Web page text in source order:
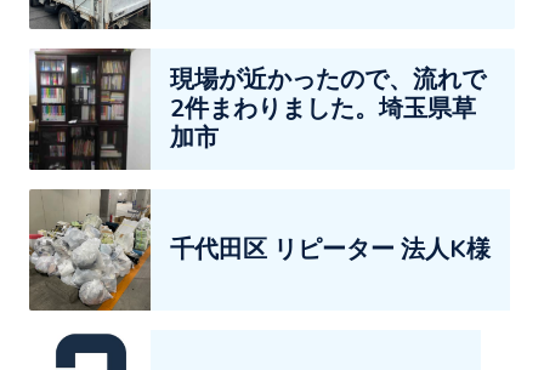
現場が近かったので、流れで
2件まわりました。埼玉県草
加市
千代田区 リピーター 法人K様